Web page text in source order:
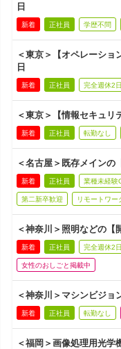
日
新着 正社員 学歴不問
＜東京＞【オペレーシ
日
新着 正社員 完全週休2
＜東京＞【情報セキュ
新着 正社員 転勤なし
＜名古屋＞既存メイン
新着 正社員 業種未経験
第二新卒歓迎 リモートワー
＜神奈川＞照明などの
新着 正社員 完全週休2
女性のおしごと掲載中
＜神奈川＞マシンビジョ
新着 正社員 転勤なし
＜福岡＞画像処理用光